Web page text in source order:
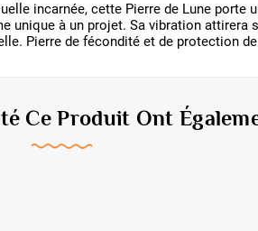
incarnée, cette Pierre de Lune
unique à un projet. Sa vibration
Pierre de fécondité et de protection
Ce Produit Ont